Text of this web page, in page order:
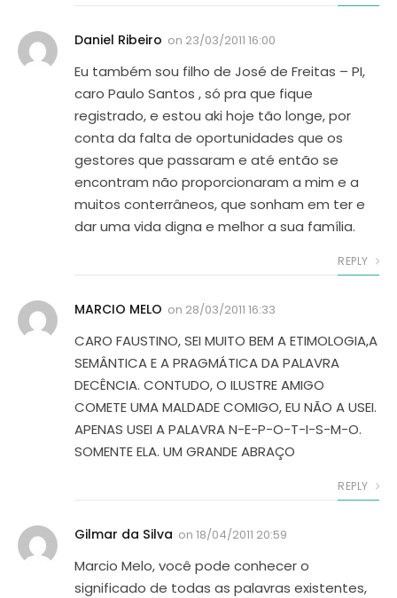
Daniel Ribeiro on 23/03/2011 16:00
Eu também sou filho de José de Freitas – PI,
caro Paulo Santos , só pra que fique
registrado, e estou aki hoje tão longe, por
conta da falta de oportunidades que os
gestores que passaram e até então se
encontram não proporcionaram a mim e a
muitos conterrâneos, que sonham em ter e
dar uma vida digna e melhor a sua família.
REPLY
MARCIO MELO on 28/03/2011 16:33
CARO FAUSTINO, SEI MUITO BEM A ETIMOLOGIA,A
SEMÂNTICA E A PRAGMÁTICA DA PALAVRA
DECÊNCIA. CONTUDO, O ILUSTRE AMIGO
COMETE UMA MALDADE COMIGO, EU NÃO A USEI.
APENAS USEI A PALAVRA N-E-P-O-T-I-S-M-O.
SOMENTE ELA. UM GRANDE ABRAÇO
REPLY
Gilmar da Silva on 18/04/2011 20:59
Marcio Melo, você pode conhecer o
significado de todas as palavras existentes,